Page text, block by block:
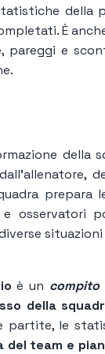
È
pareggi e
della
prepara
osservatori
è un compito
della
partite, le
del team e